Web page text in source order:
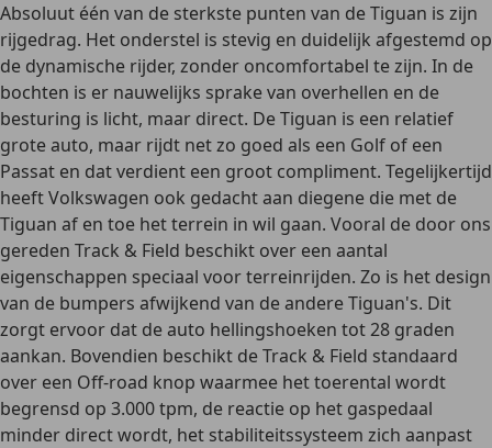
Absoluut één van de sterkste punten van de Tiguan is zijn
rijgedrag. Het onderstel is stevig en duidelijk afgestemd op
de dynamische rijder, zonder oncomfortabel te zijn. In de
bochten is er nauwelijks sprake van overhellen en de
besturing is licht, maar direct. De Tiguan is een relatief
grote auto, maar rijdt net zo goed als een Golf of een
Passat en dat verdient een groot compliment. Tegelijkertijd
heeft Volkswagen ook gedacht aan diegene die met de
Tiguan af en toe het terrein in wil gaan. Vooral de door ons
gereden Track & Field beschikt over een aantal
eigenschappen speciaal voor terreinrijden. Zo is het design
van de bumpers afwijkend van de andere Tiguan's. Dit
zorgt ervoor dat de auto hellingshoeken tot 28 graden
aankan. Bovendien beschikt de Track & Field standaard
over een Off-road knop waarmee het toerental wordt
begrensd op 3.000 tpm, de reactie op het gaspedaal
minder direct wordt, het stabiliteitssysteem zich aanpast